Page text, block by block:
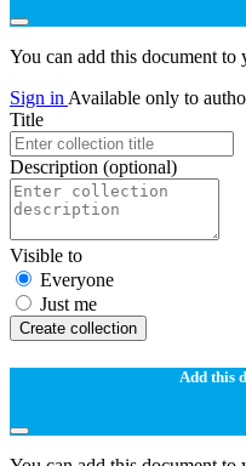
You can add this document
Sign in Available only to
Title
Description (optional)
Visible to
Everyone
Just me
Create collection
Add this